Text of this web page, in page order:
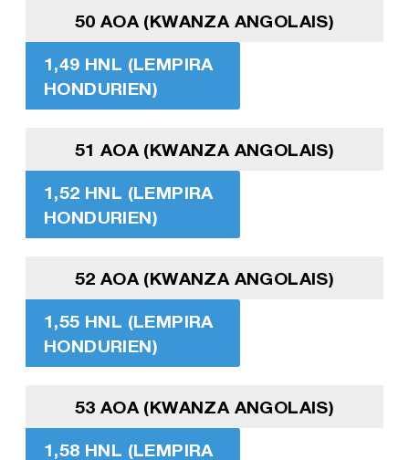
50 AOA (KWANZA ANGOLAIS)
1,49 HNL (LEMPIRA
HONDURIEN)
51 AOA (KWANZA ANGOLAIS)
1,52 HNL (LEMPIRA
HONDURIEN)
52 AOA (KWANZA ANGOLAIS)
1,55 HNL (LEMPIRA
HONDURIEN)
53 AOA (KWANZA ANGOLAIS)
1,58 HNL (LEMPIRA